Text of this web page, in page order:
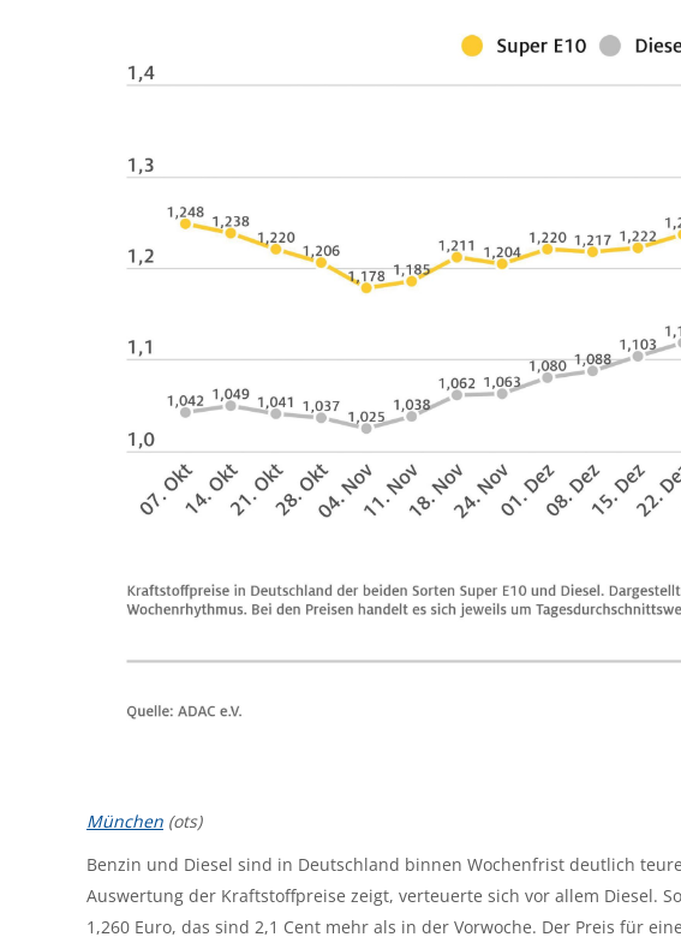
München (ots)
Benzin und Diesel sind in Deutschland binnen Wochenfrist deutlich
Auswertung der Kraftstoffpreise zeigt, verteuerte sich vor allem Diesel.
1,260 Euro, das sind 2,1 Cent mehr als in der Vorwoche. Der Preis für